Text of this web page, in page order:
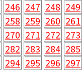
246 247 248 249
258 259 260 261
270 271 272 273
282 283 284 285
294 295 296 297